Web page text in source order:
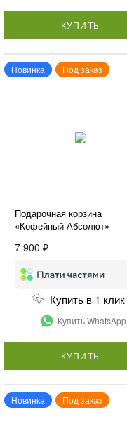
КУПИТЬ
Новинка Под заказ
Подарочная корзина
«Кофейный Абсолют»
7 900 ₽
Купить в 1 клик
Купить WhatsApp
КУПИТЬ
Новинка Под заказ